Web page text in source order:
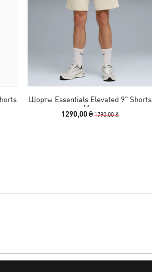
Шорты Essentials Elevated 9" Shorts
Men
1290,00 ₴1790,00 ₴